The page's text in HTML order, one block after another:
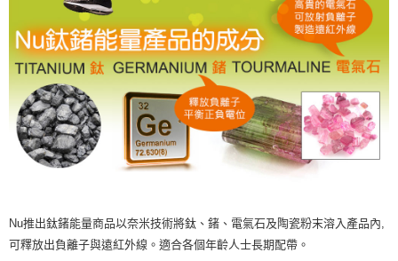
Nu推出鈦鍺能量商品以奈米技術將鈦、鍺、電氣石及陶瓷粉末溶入產品內,
可釋放出負離子與遠紅外線。適合各個年齡人士長期配帶。